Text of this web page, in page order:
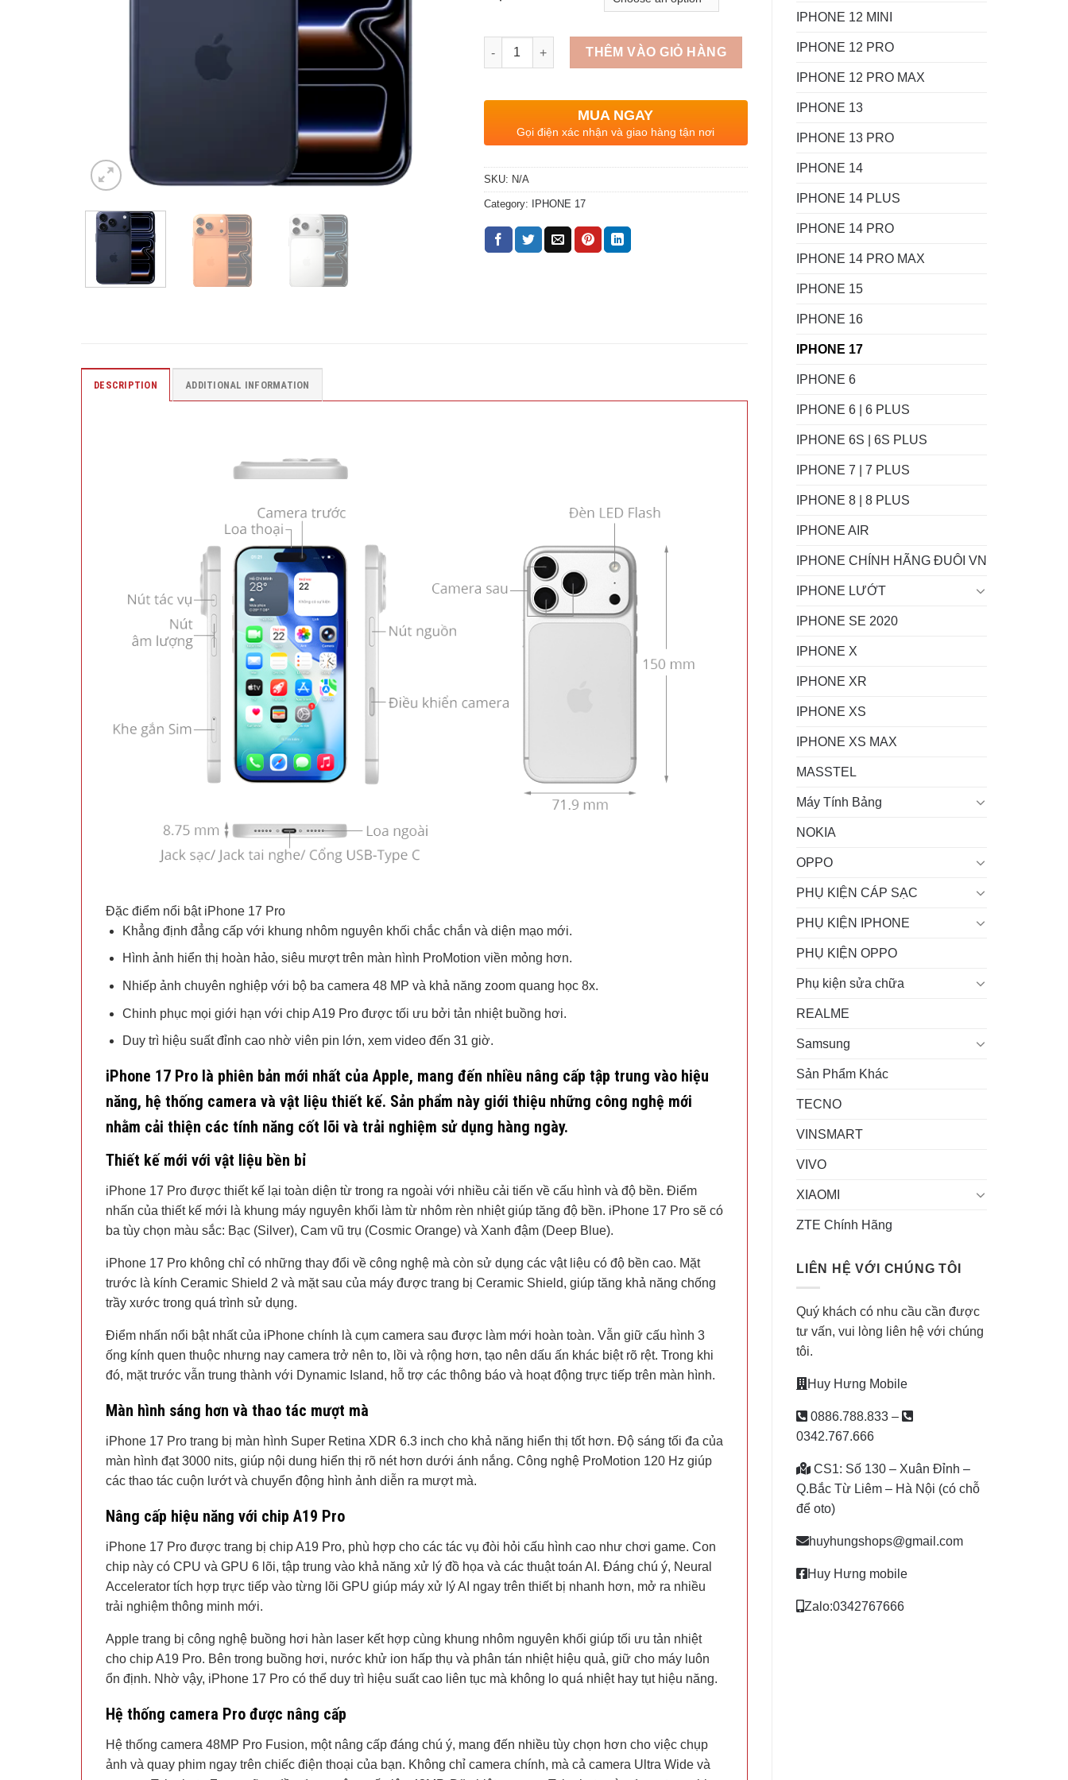
IPHONE 12 MINI
IPHONE 12 PRO
IPHONE 12 PRO MAX
IPHONE 13
IPHONE 13 PRO
IPHONE 14
IPHONE 14 PLUS
IPHONE 14 PRO
IPHONE 14 PRO MAX
IPHONE 15
IPHONE 16
IPHONE 17
IPHONE 6
IPHONE 6 | 6 PLUS
IPHONE 6S | 6S PLUS
IPHONE 7 | 7 PLUS
IPHONE 8 | 8 PLUS
IPHONE AIR
IPHONE CHÍNH HÃNG ĐUÔI VN
IPHONE LƯỚT
IPHONE SE 2020
IPHONE X
IPHONE XR
IPHONE XS
IPHONE XS MAX
MASSTEL
Máy Tính Bảng
NOKIA
OPPO
PHỤ KIỆN CÁP SẠC
PHỤ KIỆN IPHONE
PHỤ KIỆN OPPO
Phụ kiện sửa chữa
REALME
Samsung
Sản Phẩm Khác
TECNO
VINSMART
VIVO
XIAOMI
ZTE Chính Hãng
LIÊN HỆ VỚI CHÚNG TÔI
Quý khách có nhu cầu cần được
tư vấn, vui lòng liên hệ với chúng
tôi.
Huy Hưng Mobile
0886.788.833 –
0342.767.666
CS1: Số 130 – Xuân Đỉnh –
Q.Bắc Từ Liêm – Hà Nội (có chỗ
để oto)
huyhungshops@gmail.com
Huy Hưng mobile
Zalo:0342767666
Quantity
THÊM VÀO GIỎ HÀNG
MUA NGAY
Gọi điện xác nhận và giao hàng tận nơi
SKU: N/A
Category: IPHONE 17
DESCRIPTION ADDITIONAL INFORMATION
Đặc điểm nổi bật iPhone 17 Pro
Khẳng định đẳng cấp với khung nhôm nguyên khối chắc chắn và diện mạo mới.
Hình ảnh hiển thị hoàn hảo, siêu mượt trên màn hình ProMotion viền mỏng hơn.
Nhiếp ảnh chuyên nghiệp với bộ ba camera 48 MP và khả năng zoom quang học 8x.
Chinh phục mọi giới hạn với chip A19 Pro được tối ưu bởi tản nhiệt buồng hơi.
Duy trì hiệu suất đỉnh cao nhờ viên pin lớn, xem video đến 31 giờ.
iPhone 17 Pro là phiên bản mới nhất của Apple, mang đến nhiều nâng cấp tập trung vào hiệu
năng, hệ thống camera và vật liệu thiết kế. Sản phẩm này giới thiệu những công nghệ mới
nhằm cải thiện các tính năng cốt lõi và trải nghiệm sử dụng hàng ngày.
Thiết kế mới với vật liệu bền bỉ
iPhone 17 Pro được thiết kế lại toàn diện từ trong ra ngoài với nhiều cải tiến về cấu hình và độ bền. Điểm
nhấn của thiết kế mới là khung máy nguyên khối làm từ nhôm rèn nhiệt giúp tăng độ bền. iPhone 17 Pro sẽ có
ba tùy chọn màu sắc: Bạc (Silver), Cam vũ trụ (Cosmic Orange) và Xanh đậm (Deep Blue).
iPhone 17 Pro không chỉ có những thay đổi về công nghệ mà còn sử dụng các vật liệu có độ bền cao. Mặt
trước là kính Ceramic Shield 2 và mặt sau của máy được trang bị Ceramic Shield, giúp tăng khả năng chống
trầy xước trong quá trình sử dụng.
Điểm nhấn nổi bật nhất của iPhone chính là cụm camera sau được làm mới hoàn toàn. Vẫn giữ cấu hình 3
ống kính quen thuộc nhưng nay camera trở nên to, lồi và rộng hơn, tạo nên dấu ấn khác biệt rõ rệt. Trong khi
đó, mặt trước vẫn trung thành với Dynamic Island, hỗ trợ các thông báo và hoạt động trực tiếp trên màn hình.
Màn hình sáng hơn và thao tác mượt mà
iPhone 17 Pro trang bị màn hình Super Retina XDR 6.3 inch cho khả năng hiển thị tốt hơn. Độ sáng tối đa của
màn hình đạt 3000 nits, giúp nội dung hiển thị rõ nét hơn dưới ánh nắng. Công nghệ ProMotion 120 Hz giúp
các thao tác cuộn lướt và chuyển động hình ảnh diễn ra mượt mà.
Nâng cấp hiệu năng với chip A19 Pro
iPhone 17 Pro được trang bị chip A19 Pro, phù hợp cho các tác vụ đòi hỏi cấu hình cao như chơi game. Con
chip này có CPU và GPU 6 lõi, tập trung vào khả năng xử lý đồ họa và các thuật toán AI. Đáng chú ý, Neural
Accelerator tích hợp trực tiếp vào từng lõi GPU giúp máy xử lý AI ngay trên thiết bị nhanh hơn, mở ra nhiều
trải nghiệm thông minh mới.
Apple trang bị công nghệ buồng hơi hàn laser kết hợp cùng khung nhôm nguyên khối giúp tối ưu tản nhiệt
cho chip A19 Pro. Bên trong buồng hơi, nước khử ion hấp thụ và phân tán nhiệt hiệu quả, giữ cho máy luôn
ổn định. Nhờ vậy, iPhone 17 Pro có thể duy trì hiệu suất cao liên tục mà không lo quá nhiệt hay tụt hiệu năng.
Hệ thống camera Pro được nâng cấp
Hệ thống camera 48MP Pro Fusion, một nâng cấp đáng chú ý, mang đến nhiều tùy chọn hơn cho việc chụp
ảnh và quay phim ngay trên chiếc điện thoại của bạn. Không chỉ camera chính, mà cả camera Ultra Wide và